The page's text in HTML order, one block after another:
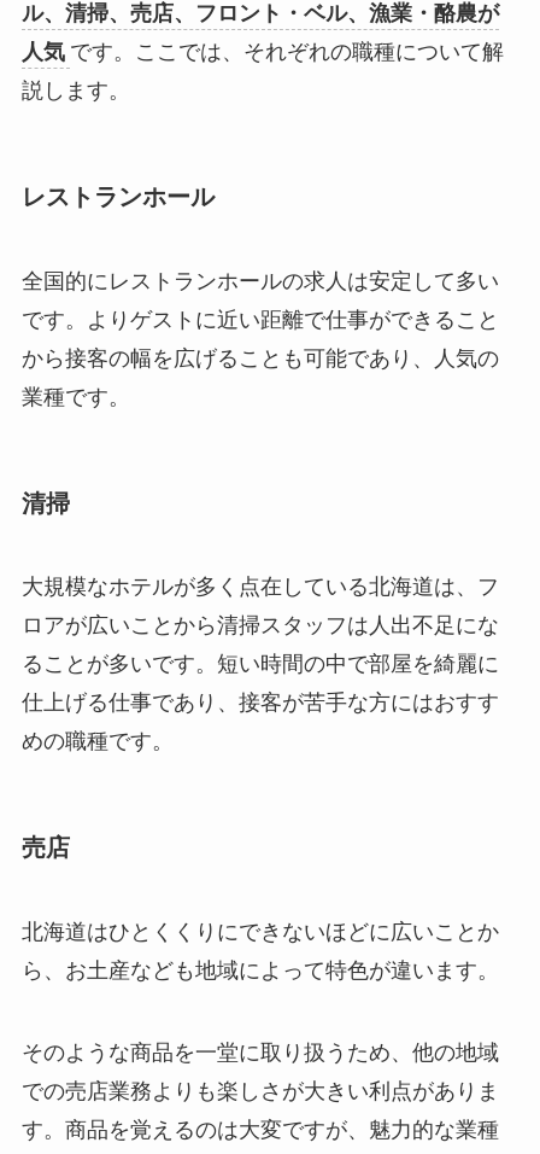
ル、清掃、売店、フロント・ベル、漁業・酪農が
人気 です。ここでは、それぞれの職種について解
説します。
レストランホール
全国的にレストランホールの求人は安定して多い
です。よりゲストに近い距離で仕事ができること
から接客の幅を広げることも可能であり、人気の
業種です。
清掃
大規模なホテルが多く点在している北海道は、フ
ロアが広いことから清掃スタッフは人出不足にな
ることが多いです。短い時間の中で部屋を綺麗に
仕上げる仕事であり、接客が苦手な方にはおすす
めの職種です。
売店
北海道はひとくくりにできないほどに広いことか
ら、お土産なども地域によって特色が違います。
そのような商品を一堂に取り扱うため、他の地域
での売店業務よりも楽しさが大きい利点がありま
す。商品を覚えるのは大変ですが、魅力的な業種